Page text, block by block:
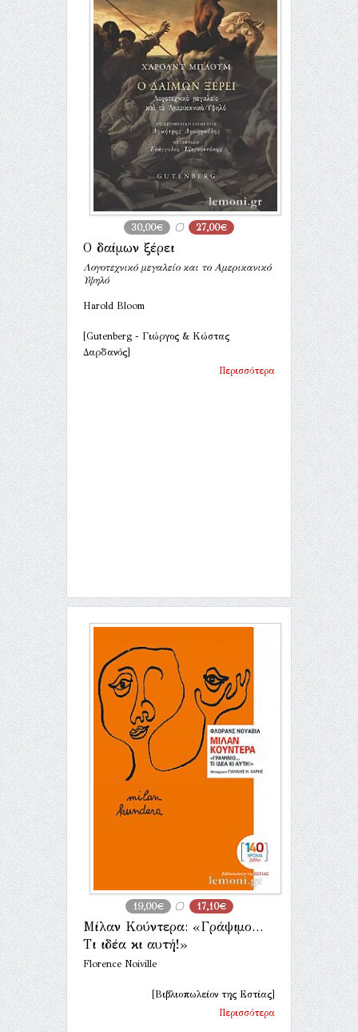
30,00€ 27,00€
Ο δαίμων ξέρει
Λογοτεχνικό μεγαλείο και το Αμερικανικό
Υψηλό
Harold Bloom
[Gutenberg - Γιώργος & Κώστας
Δαρδανός]
Περισσότερα
19,00€ 17,10€
Μίλαν Κούντερα: «Γράψιμο…
Τι ιδέα κι αυτή!»
Florence Noiville
[Βιβλιοπωλείον της Εστίας]
Περισσότερα